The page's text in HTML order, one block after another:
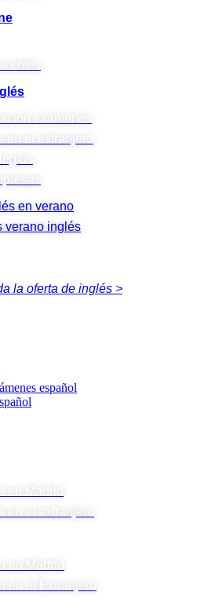
exámenes
en el extranjero
en verano
verano inglés
la oferta de inglés >
español
en Madrid
en Madrid
en el Extranjero